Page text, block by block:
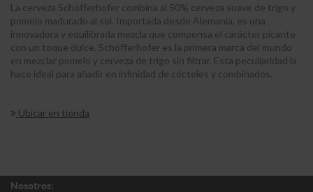
La cerveza Schöfferhofer combina al 50% cerveza suave de trigo y
pomelo madurado al sol. Importada desde Alemania, es una
innovadora y equilibrada mezcla que compensa el carácter picante
con un toque dulce. Schöfferhofer es la primera marca del mundo
en mezclar pomelo y cerveza de trigo sin filtrar. Esta peculiaridad la
hace ideal para añadir en infinidad de cócteles y combinados.
Ubicar en tienda
Nosotros: